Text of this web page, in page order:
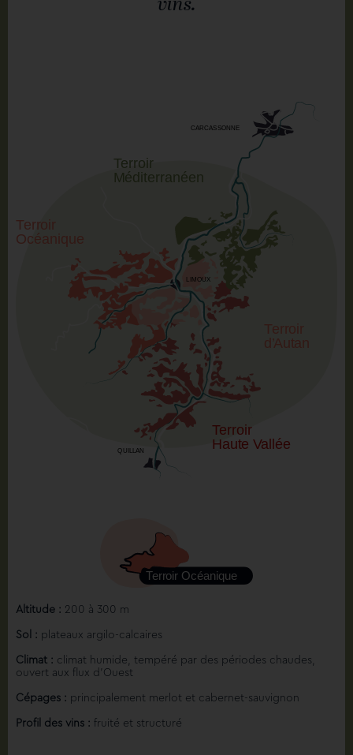
vins.
Altitude : 200 à 300 m
Sol : plateaux argilo-calcaires
Climat : climat humide, tempéré par des périodes chaudes,
ouvert aux flux d’Ouest
Cépages : principalement merlot et cabernet-sauvignon
Profil des vins : fruité et structuré